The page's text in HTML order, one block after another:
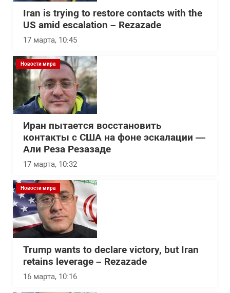
Iran is trying to restore contacts with the
US amid escalation – Rezazade
17 марта, 10:45
Новости мира
Иран пытается восстановить
контакты с США на фоне эскалации —
Али Реза Резазаде
17 марта, 10:32
Новости мира
Trump wants to declare victory, but Iran
retains leverage – Rezazade
16 марта, 10:16